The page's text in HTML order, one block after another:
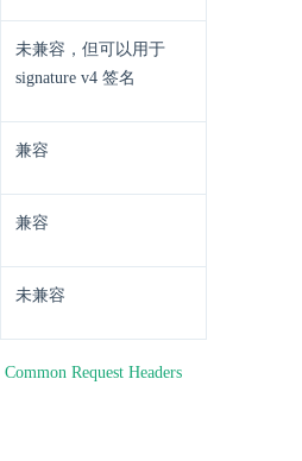
未兼容，但可以用于
signature v4 签名
兼容
兼容
未兼容
Common Request Headers